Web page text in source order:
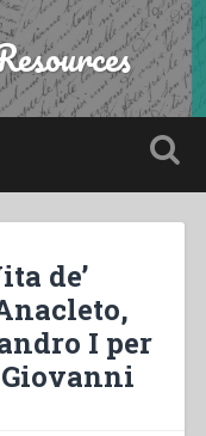
de’
I per
Giovanni